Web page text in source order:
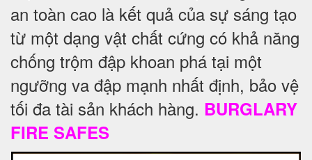
an toàn cao là kết quả của sự sáng tạo
từ một dạng vật chất cứng có khả năng
chống trộm đập khoan phá tại một
ngưỡng va đập mạnh nhất định, bảo vệ
tối đa tài sản khách hàng. BURGLARY
FIRE SAFES